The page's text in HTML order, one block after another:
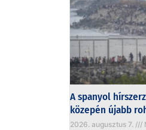
A spanyol
közepén újabb
2026. augusztus 7.